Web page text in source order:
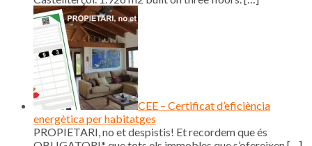
CEE – Certificat d’eficiència
energètica per habitatges
PROPIETARI, no et despistis! Et recordem que és